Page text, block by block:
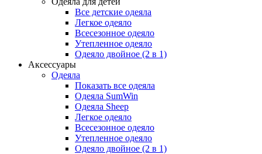
Все детские одеяла
Легкое одеяло
Всесезонное одеяло
Утепленное одеяло
Одеяло двойное (2 в 1)
Аксессуары
Одеяла
Показать все одеяла
Одеяла SumWin
Одеяла Sheep
Легкое одеяло
Всесезонное одеяло
Утепленное одеяло
Одеяло двойное (2 в 1)